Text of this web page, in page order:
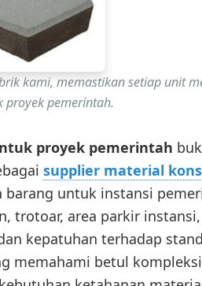
kami, memastikan setiap unit
proyek pemerintah.
proyek pemerintah
supplier material
barang untuk instansi
trotoar, area parkir
kepatuhan terhadap
memahami betul